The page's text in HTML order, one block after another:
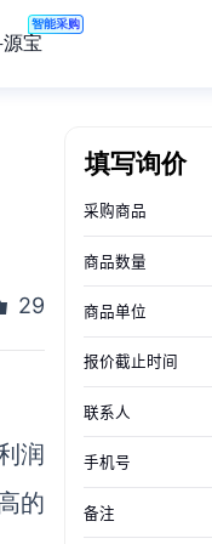
宝
智能采购
29
润
的